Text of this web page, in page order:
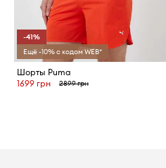
-41%
Ещё -10% с кодом WEB*
Шорты Puma
1699 грн
2899 грн